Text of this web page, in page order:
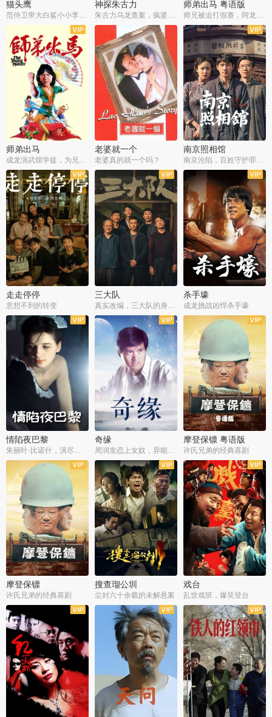
猫头鹰
范侍卫带大白鲨小小李破案寻妃
神探朱古力
朱古力乌龙查案，疯婆子神助攻
师弟出马 粤语版
师兄被迫打假赛，阿龙追查斗黑帮
师弟出马
成龙演武馆学徒，为兄搏命战黑道
老婆就一个
老婆真的就一个吗？
南京照相馆
南京沦陷，百姓守护罪证底片
走走停停
意想不到的转变
三大队 杀手壕
成龙挑战凶悍杀手壕
情陷夜巴黎
朱丽叶·比诺什，演尽失爱之痛
奇缘
周润发恋上女奴，异能护体战邪派
摩登保镖 粤语版
许氏兄弟的经典喜剧
摩登保镖
许氏兄弟的经典喜剧
搜查瑠公圳
尘封六十余载的未解悬案
戏台
乱世戏班，爆笑登台